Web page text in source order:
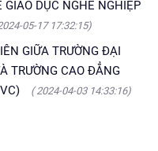
GIÁO DỤC NGHỀ NGHIỆP
05-17 17:32:15)
GIỮA TRƯỜNG ĐẠI
TRƯỜNG CAO ĐẲNG
( 2024-04-03 14:33:16)